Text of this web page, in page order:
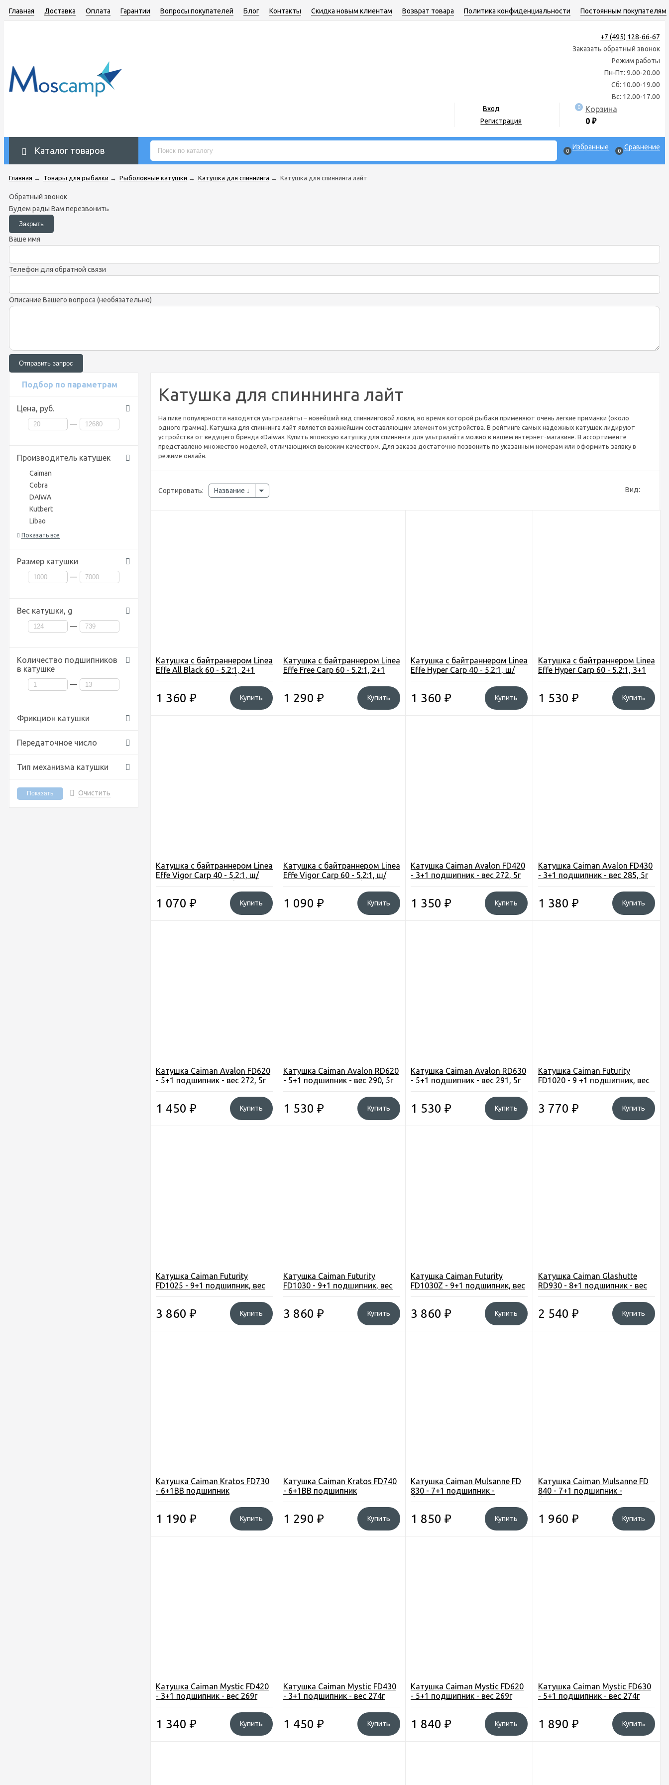
Главная Доставка Оплата Гарантии Вопросы покупателей Блог Контакты Скидка новым клиентам Возврат товара Политика конфиденциальности Постоянным покупателям
+7 (495) 128-66-67
Заказать обратный звонок
Режим работы
Пн-Пт: 9.00-20.00
Сб: 10.00-19.00
Вс: 12.00-17.00
Вход
Регистрация
0
Корзина
0 ₽
Каталог товаров 0 Избранные 0 Сравнение
Главная → Товары для рыбалки → Рыболовные катушки → Катушка для спиннинга → Катушка для спиннинга лайт
Обратный звонок
Будем рады Вам перезвонить
Ваше имя
Телефон для обратной связи
Описание Вашего вопроса (необязательно)
Подбор по параметрам
Цена, руб.
—
Производитель катушек
Caiman
Cobra
DAIWA
Kutbert
Libao
Показать все
Размер катушки
—
Вес катушки, g
—
Количество подшипников
в катушке
—
Фрикцион катушки
Передаточное число
Тип механизма катушки
Очистить
Катушка для спиннинга лайт
На пике популярности находятся ультралайты – новейший вид спиннинговой ловли, во время которой рыбаки применяют очень легкие приманки (около
одного грамма). Катушка для спиннинга лайт является важнейшим составляющим элементом устройства. В рейтинге самых надежных катушек лидируют
устройства от ведущего бренда «Daiwa». Купить японскую катушку для спиннинга для ультралайта можно в нашем интернет-магазине. В ассортименте
представлено множество моделей, отличающихся высоким качеством. Для заказа достаточно позвонить по указанным номерам или оформить заявку в
режиме онлайн.
Сортировать: Название Вид:
Катушка c байтраннером Linea
Effe All Black 60 - 5.2:1, 2+1
1 360 ₽ Купить
Катушка c байтраннером Linea
Effe Free Carp 60 - 5.2:1, 2+1
1 290 ₽ Купить
Катушка c байтраннером Linea
Effe Hyper Carp 40 - 5.2:1, ш/
1 360 ₽ Купить
Катушка c байтраннером Linea
Effe Hyper Carp 60 - 5.2:1, 3+1
1 530 ₽ Купить
Катушка c байтраннером Linea
Effe Vigor Carp 40 - 5.2:1, ш/
1 070 ₽ Купить
Катушка c байтраннером Linea
Effe Vigor Carp 60 - 5.2:1, ш/
1 090 ₽ Купить
Катушка Caiman Avalon FD420
- 3+1 подшипник - вес 272, 5г
1 350 ₽ Купить
Катушка Caiman Avalon FD430
- 3+1 подшипник - вес 285, 5г
1 380 ₽ Купить
Катушка Caiman Avalon FD620
- 5+1 подшипник - вес 272, 5г
1 450 ₽ Купить
Катушка Caiman Avalon RD620
- 5+1 подшипник - вес 290, 5г
1 530 ₽ Купить
Катушка Caiman Avalon RD630
- 5+1 подшипник - вес 291, 5г
1 530 ₽ Купить
Катушка Caiman Futurity
FD1020 - 9 +1 подшипник, вес
3 770 ₽ Купить
Катушка Caiman Futurity
FD1025 - 9+1 подшипник, вес
3 860 ₽ Купить
Катушка Caiman Futurity
FD1030 - 9+1 подшипник, вес
3 860 ₽ Купить
Катушка Caiman Futurity
FD1030Z - 9+1 подшипник, вес
3 860 ₽ Купить
Катушка Caiman Glashutte
RD930 - 8+1 подшипник - вес
2 540 ₽ Купить
Катушка Caiman Kratos FD730
- 6+1BB подшипник
1 190 ₽ Купить
Катушка Caiman Kratos FD740
- 6+1BB подшипник
1 290 ₽ Купить
Катушка Caiman Mulsanne FD
830 - 7+1 подшипник -
1 850 ₽ Купить
Катушка Caiman Mulsanne FD
840 - 7+1 подшипник -
1 960 ₽ Купить
Катушка Caiman Mystic FD420
- 3+1 подшипник - вес 269г
1 340 ₽ Купить
Катушка Caiman Mystic FD430
- 3+1 подшипник - вес 274г
1 450 ₽ Купить
Катушка Caiman Mystic FD620
- 5+1 подшипник - вес 269г
1 840 ₽ Купить
Катушка Caiman Mystic FD630
- 5+1 подшипник - вес 274г
1 890 ₽ Купить